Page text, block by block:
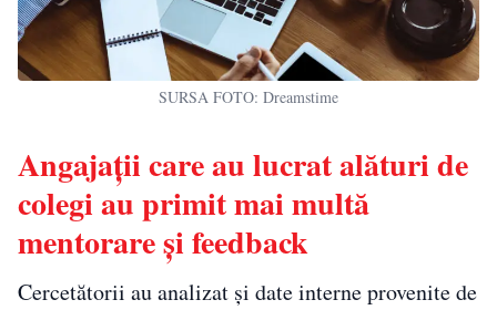
SURSA FOTO: Dreamstime
Angajații care au lucrat alături de
colegi au primit mai multă
mentorare și feedback
Cercetătorii au analizat și date interne provenite de